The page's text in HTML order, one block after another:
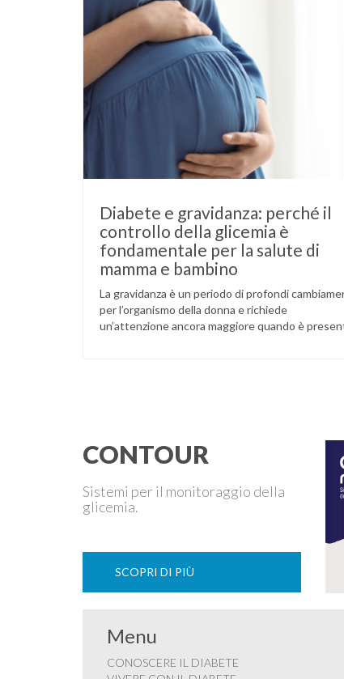
Diabete e gravidanza: perché il
controllo della glicemia è
fondamentale per la salute di
mamma e bambino
La gravidanza è un periodo di profondi
per l’organismo della donna e richiede
un’attenzione ancora maggiore quando è
CONTOUR
Sistemi per il monitoraggio della
glicemia.
SCOPRI DI PIÙ
Menu
CONOSCERE IL DIABETE